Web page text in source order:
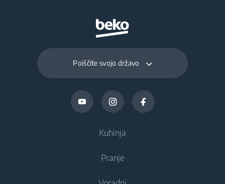
Poiščite svojo državo
Kuhinja
Hlajenje
Pranje